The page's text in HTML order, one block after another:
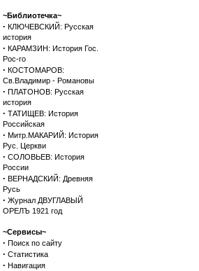
~Библиотечка~
· КЛЮЧЕВСКИЙ: Русская
история
· КАРАМЗИН: История Гос.
Рос-го
· КОСТОМАРОВ:
Св.Владимир - Романовы
· ПЛАТОНОВ: Русская
история
· ТАТИЩЕВ: История
Российская
· Митр.МАКАРИЙ: История
Рус. Церкви
· СОЛОВЬЕВ: История
России
· ВЕРНАДСКИЙ: Древняя
Русь
· Журнал ДВУГЛАВЫЙ
ОРЕЛЪ 1921 год
~Сервисы~
· Поиск по сайту
· Статистика
· Навигация